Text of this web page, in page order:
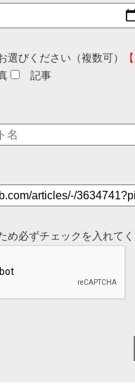
選びください（複数可）
記事
め必ずチェックを入れて